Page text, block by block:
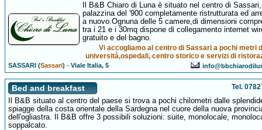
Il B&B Chiaro di Luna è situato nel centro di
palazzina del '900 completamente ristrutturata ed
a nuovo.Ognuna delle 5 camere,di dimensioni
tra i 21 e i 30mq dispone di collegamento internet
gratuito e del bagno.
Vi accogliamo al centro di Sassari a pochi metri
università,ospedali, centro storico e servizi di
SASSARI (Sassari) -Viale Italia, 5
Bed and breakfast Tel.
Il B&B situato al centro del paese si trova a pochi chilometri dalle
spiagge della costa orientale della Sardegna nel cuore della nuova
dell'ogliastra. Il B&B offre 3 possibili soluzioni: suite, monolocale,
soppalcato.